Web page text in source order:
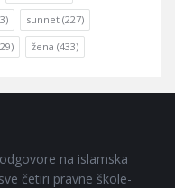
sunnet (227)
žena (433)
na islamska
četiri pravne škole-